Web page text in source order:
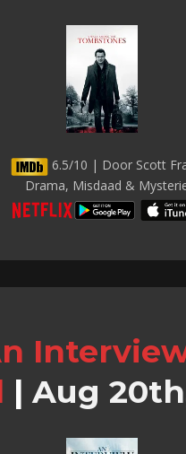
6.5/10 | Door Scott
Drama, Misdaad &
| Aug